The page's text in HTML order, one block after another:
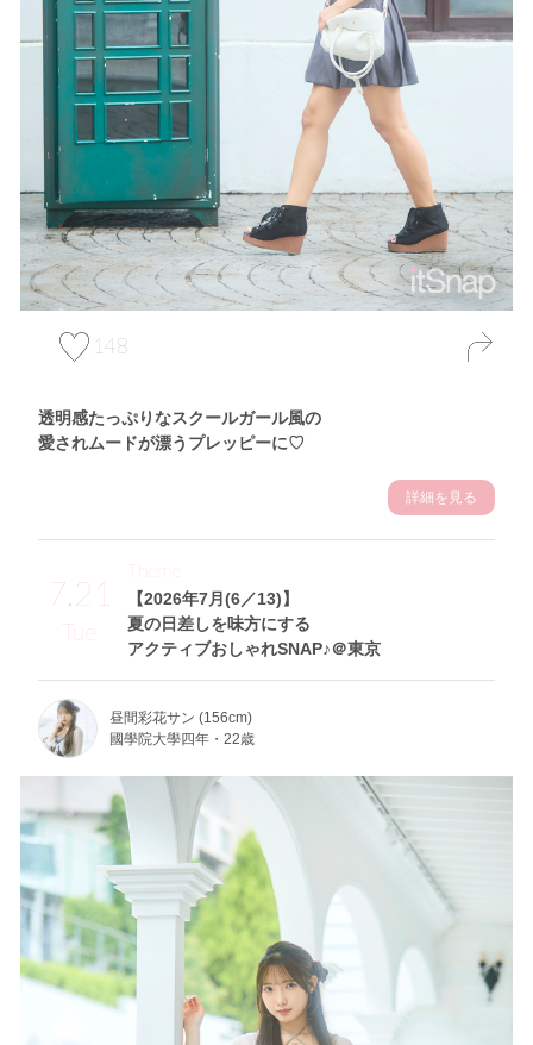
148
透明感たっぷりなスクールガール風の
愛されムードが漂うプレッピーに♡
詳細を見る
7.21
Tue
【2026年7月(6／13)】
夏の日差しを味方にする
アクティブおしゃれSNAP♪＠東京
Theme
昼間彩花サン (156cm)
國學院大學四年・22歳